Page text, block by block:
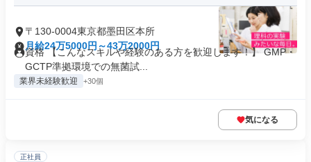
〒130-0004東京都墨田区本所
月給24万5000円～43万2000円
資格 【こんなスキルや経験のある方を歓迎します！】 GMP・
GCTP準拠環境での無菌試...
業界未経験歓迎 +30個
気になる
正社員